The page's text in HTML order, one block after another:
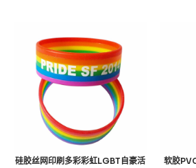
硅胶丝网印刷多彩彩虹LGBT自豪活
软胶